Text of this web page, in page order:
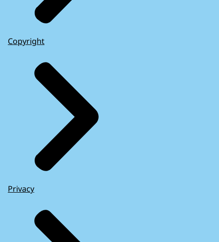
Copyright
Privacy